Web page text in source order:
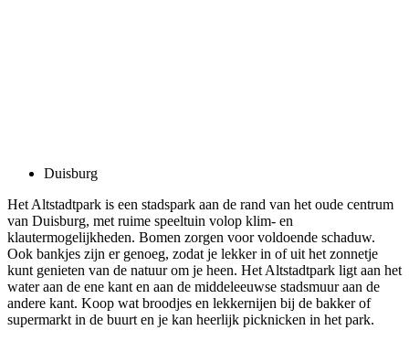
Duisburg
Het Altstadtpark is een stadspark aan de rand van het oude centrum
van Duisburg, met ruime speeltuin volop klim- en
klautermogelijkheden. Bomen zorgen voor voldoende schaduw.
Ook bankjes zijn er genoeg, zodat je lekker in of uit het zonnetje
kunt genieten van de natuur om je heen. Het Altstadtpark ligt aan het
water aan de ene kant en aan de middeleeuwse stadsmuur aan de
andere kant. Koop wat broodjes en lekkernijen bij de bakker of
supermarkt in de buurt en je kan heerlijk picknicken in het park.